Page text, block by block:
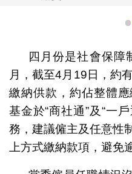
四月份是社會保障
月，截至4月19日，約
繳納供款，約佔整體
基金於“商社通”及“一
務，建議僱主及任意性
上方式繳納款項，避免